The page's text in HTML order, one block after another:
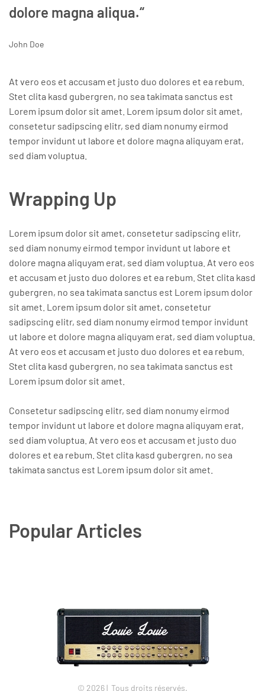
dolore magna aliqua.“
John Doe
At vero eos et accusam et justo duo dolores et ea rebum.
Stet clita kasd gubergren, no sea takimata sanctus est
Lorem ipsum dolor sit amet. Lorem ipsum dolor sit amet,
consetetur sadipscing elitr, sed diam nonumy eirmod
tempor invidunt ut labore et dolore magna aliquyam erat,
sed diam voluptua.
Wrapping Up
Lorem ipsum dolor sit amet, consetetur sadipscing elitr,
sed diam nonumy eirmod tempor invidunt ut labore et
dolore magna aliquyam erat, sed diam voluptua. At vero eos
et accusam et justo duo dolores et ea rebum. Stet clita kasd
gubergren, no sea takimata sanctus est Lorem ipsum dolor
sit amet. Lorem ipsum dolor sit amet, consetetur
sadipscing elitr, sed diam nonumy eirmod tempor invidunt
ut labore et dolore magna aliquyam erat, sed diam voluptua.
At vero eos et accusam et justo duo dolores et ea rebum.
Stet clita kasd gubergren, no sea takimata sanctus est
Lorem ipsum dolor sit amet.
Consetetur sadipscing elitr, sed diam nonumy eirmod
tempor invidunt ut labore et dolore magna aliquyam erat,
sed diam voluptua. At vero eos et accusam et justo duo
dolores et ea rebum. Stet clita kasd gubergren, no sea
takimata sanctus est Lorem ipsum dolor sit amet.
Popular Articles
© 2026| Tous droits réservés.